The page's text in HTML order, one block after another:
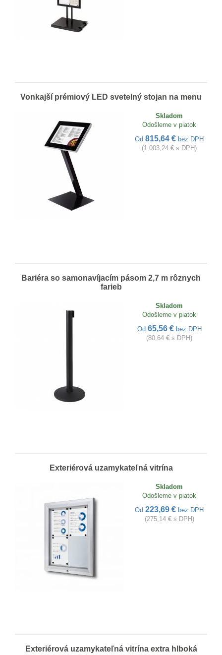
Vonkajší prémiový LED svetelný stojan na menu
Skladom
Odošleme v piatok
Od 815,64 € bez DPH
(1 003,24 € s DPH)
Bariéra so samonavíjacím pásom 2,7 m rôznych
farieb
Skladom
Odošleme v piatok
Od 65,56 € bez DPH
(80,64 € s DPH)
Exteriérová uzamykateľná vitrína
Skladom
Odošleme v piatok
Od 223,69 € bez DPH
(275,14 € s DPH)
Exteriérová uzamykateľná vitrína extra hlboká